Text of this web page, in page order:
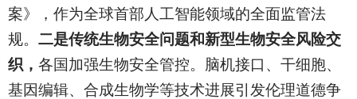
案》，作为全球首部人工智能领域的全面监管法
规。 二是传统生物安全问题和新型生物安全风险交
织， 各国加强生物安全管控。脑机接口、干细胞、
基因编辑、合成生物学等技术进展引发伦理道德争